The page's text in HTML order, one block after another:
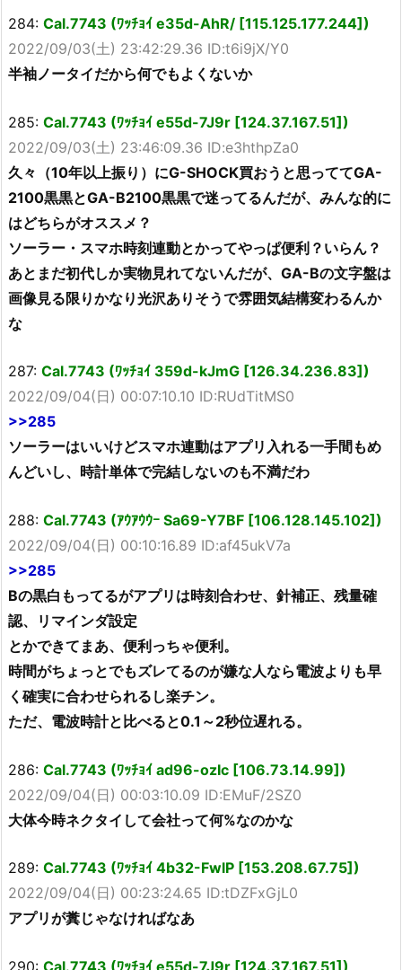
284: Cal.7743 (ﾜｯﾁｮｲ e35d-AhR/ [115.125.177.244])
2022/09/03(土) 23:42:29.36 ID:t6i9jX/Y0
半袖ノータイだから何でもよくないか
285: Cal.7743 (ﾜｯﾁｮｲ e55d-7J9r [124.37.167.51])
2022/09/03(土) 23:46:09.36 ID:e3hthpZa0
久々（10年以上振り）にG-SHOCK買おうと思っててGA-
2100黒黒とGA-B2100黒黒で迷ってるんだが、みんな的に
はどちらがオススメ？
ソーラー・スマホ時刻連動とかってやっぱ便利？いらん？
あとまだ初代しか実物見れてないんだが、GA-Bの文字盤は
画像見る限りかなり光沢ありそうで雰囲気結構変わるんか
な
287: Cal.7743 (ﾜｯﾁｮｲ 359d-kJmG [126.34.236.83])
2022/09/04(日) 00:07:10.10 ID:RUdTitMS0
>>285
ソーラーはいいけどスマホ連動はアプリ入れる一手間もめ
んどいし、時計単体で完結しないのも不満だわ
288: Cal.7743 (ｱｳｱｳｳｰ Sa69-Y7BF [106.128.145.102])
2022/09/04(日) 00:10:16.89 ID:af45ukV7a
>>285
Bの黒白もってるがアプリは時刻合わせ、針補正、残量確
認、リマインダ設定
とかできてまあ、便利っちゃ便利。
時間がちょっとでもズレてるのが嫌な人なら電波よりも早
く確実に合わせられるし楽チン。
ただ、電波時計と比べると0.1～2秒位遅れる。
286: Cal.7743 (ﾜｯﾁｮｲ ad96-ozIc [106.73.14.99])
2022/09/04(日) 00:03:10.09 ID:EMuF/2SZ0
大体今時ネクタイして会社って何%なのかな
289: Cal.7743 (ﾜｯﾁｮｲ 4b32-FwlP [153.208.67.75])
2022/09/04(日) 00:23:24.65 ID:tDZFxGjL0
アプリが糞じゃなければなあ
290: Cal.7743 (ﾜｯﾁｮｲ e55d-7J9r [124.37.167.51])